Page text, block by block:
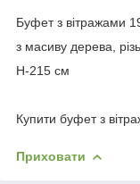
Буфет з вітражами
з масиву дерева,
Н-215 см
Купити буфет з
Приховати